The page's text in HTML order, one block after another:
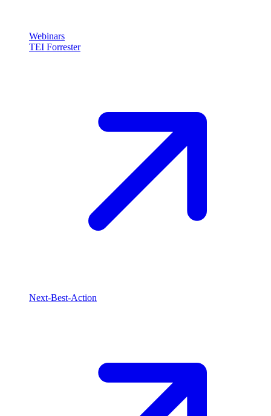
Webinars
TEI Forrester
Next-Best-Action